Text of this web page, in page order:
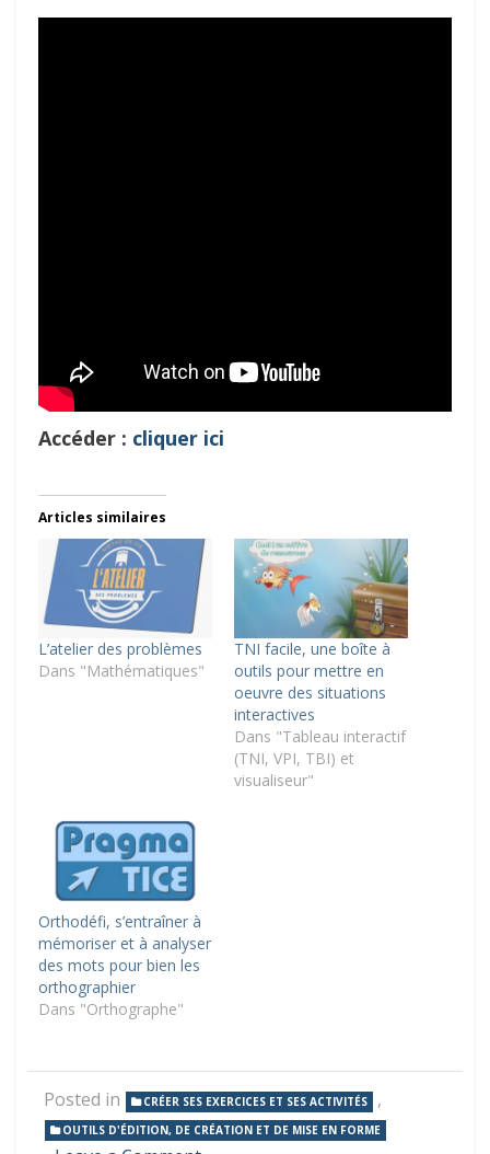
Accéder : cliquer ici
Articles similaires
L’atelier des problèmes
Dans "Mathématiques"
TNI facile, une boîte à
outils pour mettre en
oeuvre des situations
interactives
Dans "Tableau interactif
(TNI, VPI, TBI) et
visualiseur"
Orthodéfi, s’entraîner à
mémoriser et à analyser
des mots pour bien les
orthographier
Dans "Orthographe"
Posted in CRÉER SES EXERCICES ET SES ACTIVITÉS ,
OUTILS D'ÉDITION, DE CRÉATION ET DE MISE EN FORME